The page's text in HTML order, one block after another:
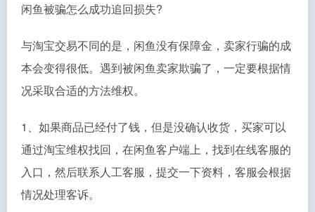
闲鱼被骗怎么成功追回损失?
与淘宝交易不同的是，闲鱼没有保障金，卖家行骗的成
本会变得很低。遇到被闲鱼卖家欺骗了，一定要根据情
况采取合适的方法维权。
1、如果商品已经付了钱，但是没确认收货，买家可以
通过淘宝维权找回，在闲鱼客户端上，找到在线客服的
入口，然后联系人工客服，提交一下资料，客服会根据
情况处理客诉。